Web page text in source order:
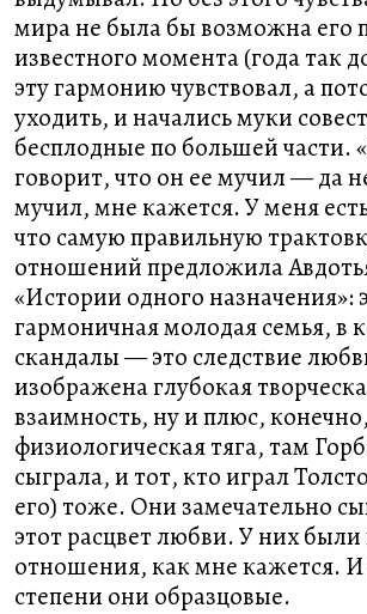
мира не была бы возможна его
известного момента (года так
эту гармонию чувствовал, а
уходить, и начались муки
бесплодные по большей части.
говорит, что он ее мучил — да
мучил, мне кажется. У меня
что самую правильную
отношений предложила
«Истории одного назначения»:
гармоничная молодая семья, в
скандалы — это следствие
изображена глубокая
взаимность, ну и плюс,
физиологическая тяга, там
сыграла, и тот, кто играл
его) тоже. Они замечательно
этот расцвет любви. У них
отношения, как мне кажется.
степени они образцовые.